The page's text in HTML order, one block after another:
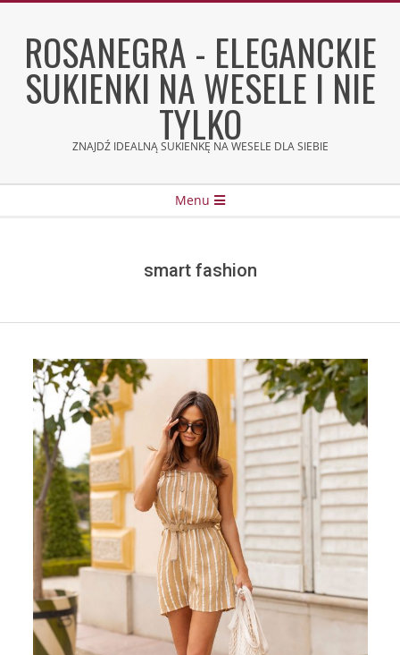
contentROSANEGRA - ELEGANCKIE
SUKIENKI NA WESELE I NIE
TYLKO
ZNAJDŹ IDEALNĄ SUKIENKĘ NA WESELE DLA SIEBIE
Menu
smart fashion